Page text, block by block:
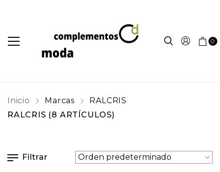
0
Inicio Marcas
RALCRIS
RALCRIS (8 ARTÍCULOS)
Filtrar